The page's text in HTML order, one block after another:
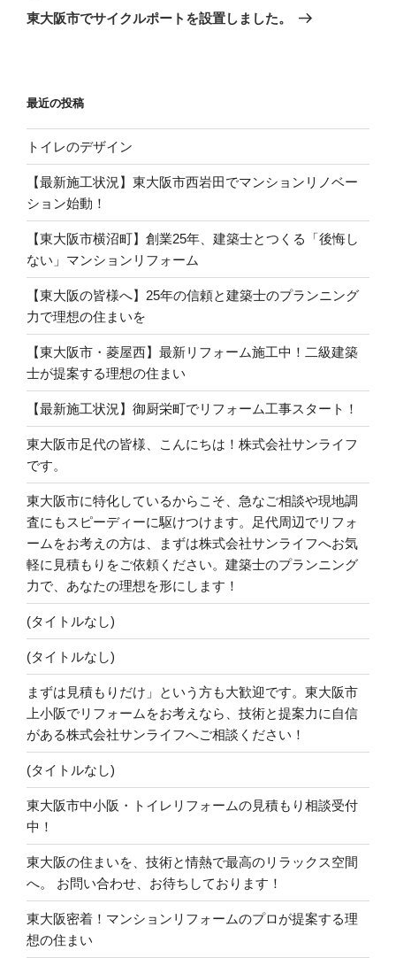
ゲ
ン
稿
の
東大阪市でサイクルポートを設置しました。
最近の投稿
トイレのデザイン
【最新施工状況】東大阪市西岩田でマンションリノベー
ション始動！
【東大阪市横沼町】創業25年、建築士とつくる「後悔し
ない」マンションリフォーム
【東大阪の皆様へ】25年の信頼と建築士のプランニング
力で理想の住まいを
【東大阪市・菱屋西】最新リフォーム施工中！二級建築
士が提案する理想の住まい
【最新施工状況】御厨栄町でリフォーム工事スタート！
東大阪市足代の皆様、こんにちは！株式会社サンライフ
です。
東大阪市に特化しているからこそ、急なご相談や現地調
査にもスピーディーに駆けつけます。足代周辺でリフォ
ームをお考えの方は、まずは株式会社サンライフへお気
軽に見積もりをご依頼ください。建築士のプランニング
力で、あなたの理想を形にします！
(タイトルなし)
(タイトルなし)
まずは見積もりだけ」という方も大歓迎です。東大阪市
上小阪でリフォームをお考えなら、技術と提案力に自信
がある株式会社サンライフへご相談ください！
(タイトルなし)
東大阪市中小阪・トイレリフォームの見積もり相談受付
中！
東大阪の住まいを、技術と情熱で最高のリラックス空間
へ。 お問い合わせ、お待ちしております！
東大阪密着！マンションリフォームのプロが提案する理
想の住まい